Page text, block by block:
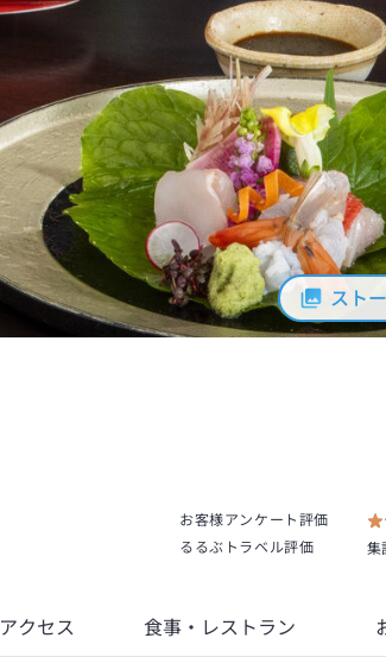
スト
お客様アンケート評価
るるぶトラベル評価
集
アクセス 食事 ・レストラン